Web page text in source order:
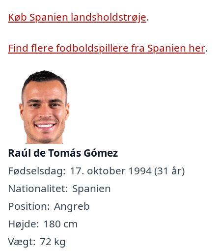
Køb Spanien landsholdstrøje.
Find flere fodboldspillere fra Spanien her.
Raúl de Tomás Gómez
Fødselsdag: 17. oktober 1994 (31 år)
Nationalitet: Spanien
Position: Angreb
Højde: 180 cm
Vægt: 72 kg